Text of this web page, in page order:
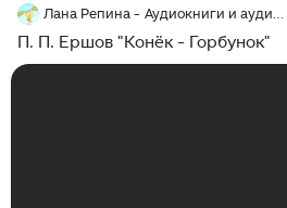
Лана Репина - Аудиокниги и аудиоучебники
П. П. Ершов "Конёк - Горбунок"